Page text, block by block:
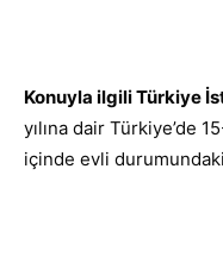
Konuyla ilgili Türkiye
yılına dair Türkiye’de
içinde evli